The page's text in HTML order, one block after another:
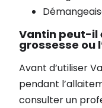
Vantin peut-il
grossesse ou
Avant d’utiliser
pendant
consulter un